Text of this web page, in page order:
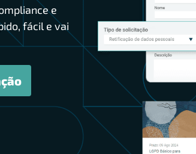
e
fácil e vai